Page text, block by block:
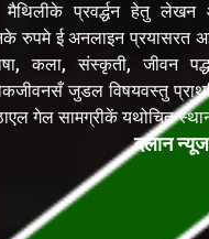
प्रवर्द्धन हेतु लेखन
रुपमे ई अनलाइन प्रयासरत
कला, संस्कृती, जीवन
जुडल विषयवस्तु
गेल सामग्रीकें यथोचित
दलान